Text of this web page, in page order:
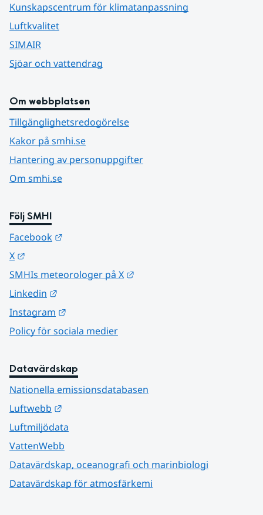
Kunskapscentrum för klimatanpassning
Luftkvalitet
SIMAIR
Sjöar och vattendrag
Om webbplatsen
Tillgänglighetsredogörelse
Kakor på smhi.se
Hantering av personuppgifter
Om smhi.se
Följ SMHI
Facebook
X
SMHIs meteorologer på X
Linkedin
Instagram
Policy för sociala medier
Datavärdskap
Nationella emissionsdatabasen
Luftwebb
Luftmiljödata
VattenWebb
Datavärdskap, oceanografi och marinbiologi
Datavärdskap för atmosfärkemi